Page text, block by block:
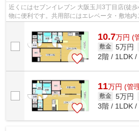
近くにはセブンイレブン 大阪玉川3丁目店(徒
物に便利です。共用部にはエレベータ・敷地
10.7万円 (
敷金 5万円
2階 / 1LDK /
11万円 (管
敷金 5万円
3階 / 1LDK /